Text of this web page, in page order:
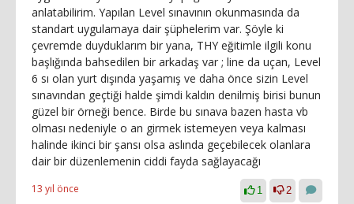
anlatabilirim. Yapılan Level sınavının okunmasında da
standart uygulamaya dair şüphelerim var. Şöyle ki
çevremde duyduklarım bir yana, THY eğitimle ilgili konu
başlığında bahsedilen bir arkadaş var ; line da uçan, Level
6 sı olan yurt dışında yaşamış ve daha önce sizin Level
sınavından geçtiği halde şimdi kaldın denilmiş birisi bunun
güzel bir örneği bence. Birde bu sınava bazen hasta vb
olması nedeniyle o an girmek istemeyen veya kalması
halinde ikinci bir şansı olsa aslında geçebilecek olanlara
dair bir düzenlemenin ciddi fayda sağlayacağı
13 yıl önce 1 2